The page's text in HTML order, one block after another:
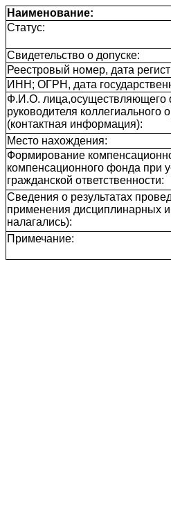
Наименование:
Статус:
Свидетельство о допуске:
Реестровый номер, дата
ИНН; ОГРН, дата
Ф.И.О. лица,осуществляющего
руководителя
(контактная информация):
Место нахождения:
Формирование
компенсационного фонда при
гражданской ответственности:
Сведения о результатах
применения дисциплинарных
налагались):
Примечание: